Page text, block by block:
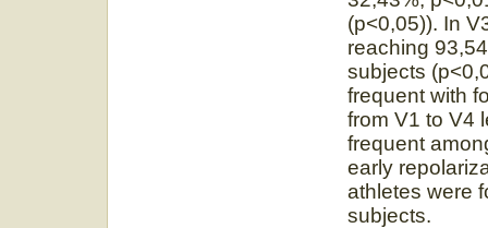
(p<0,05)). In
reaching
subjects
frequent with
from V1 to V4
frequent
early
athletes were
subjects.